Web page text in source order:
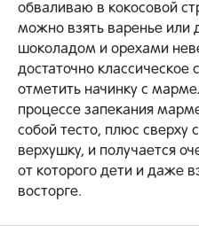
обваливаю в кокосовой
можно взять варенье или
шоколадом и орехами
достаточно классическое
отметить начинку с
процессе запекания
собой тесто, плюс сверху
верхушку, и получается
от которого дети и даже
восторге.